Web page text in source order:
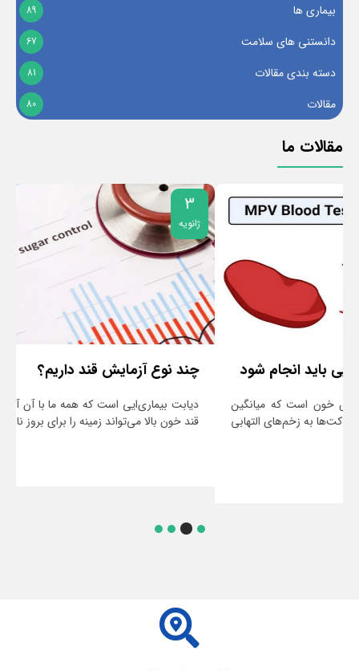
بیماری ها 89
دانستنی های سلامت 67
دسته بندی مقالات 81
مقالات 80
مقالات ما
3
ژانویه
چند نوع آزمایش قند داریم؟
دیابت بیماری‌ایی است که همه ما با آن آشنایی داریم. می‌دانیم که
قند خون بالا می‌تواند زمینه را برای بروز ناراحتی‌های جدی ...